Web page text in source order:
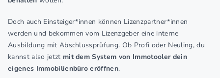
Doch auch Einsteiger*innen können Lizenzpartner*innen
werden und bekommen vom Lizenzgeber eine interne
Ausbildung mit Abschlussprüfung. Ob Profi oder Neuling, du
kannst also jetzt mit dem System von Immotooler dein
eigenes Immobilienbüro eröffnen.